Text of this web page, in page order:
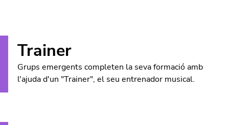
Trainer
Grups emergents completen la seva formació amb
l'ajuda d'un "Trainer", el seu entrenador musical.